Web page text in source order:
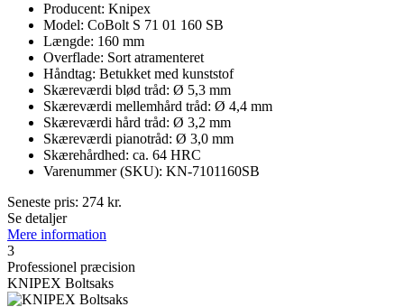
Producent: Knipex
Model: CoBolt S 71 01 160 SB
Længde: 160 mm
Overflade: Sort atramenteret
Håndtag: Betukket med kunststof
Skæreværdi blød tråd: Ø 5,3 mm
Skæreværdi mellemhård tråd: Ø 4,4 mm
Skæreværdi hård tråd: Ø 3,2 mm
Skæreværdi pianotråd: Ø 3,0 mm
Skærehårdhed: ca. 64 HRC
Varenummer (SKU): KN-7101160SB
Seneste pris: 274 kr.
Se detaljer
Mere information
3
Professionel præcision
KNIPEX Boltsaks